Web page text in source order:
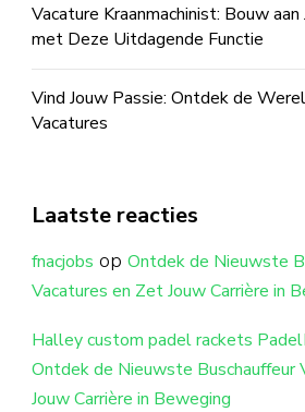
Vacature Kraanmachinist: Bouw
met Deze Uitdagende Functie
Vind Jouw Passie: Ontdek de
Vacatures
Laatste reacties
fnacjobs op Ontdek de Nieuwste
Vacatures en Zet Jouw Carrière in
Halley custom padel rackets
Ontdek de Nieuwste Buschauffeur
Jouw Carrière in Beweging